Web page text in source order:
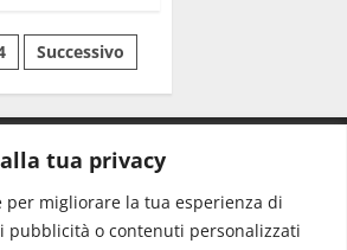
tua privacy
per migliorare la tua esperienza di
pubblicità o contenuti personalizzati
Successivo